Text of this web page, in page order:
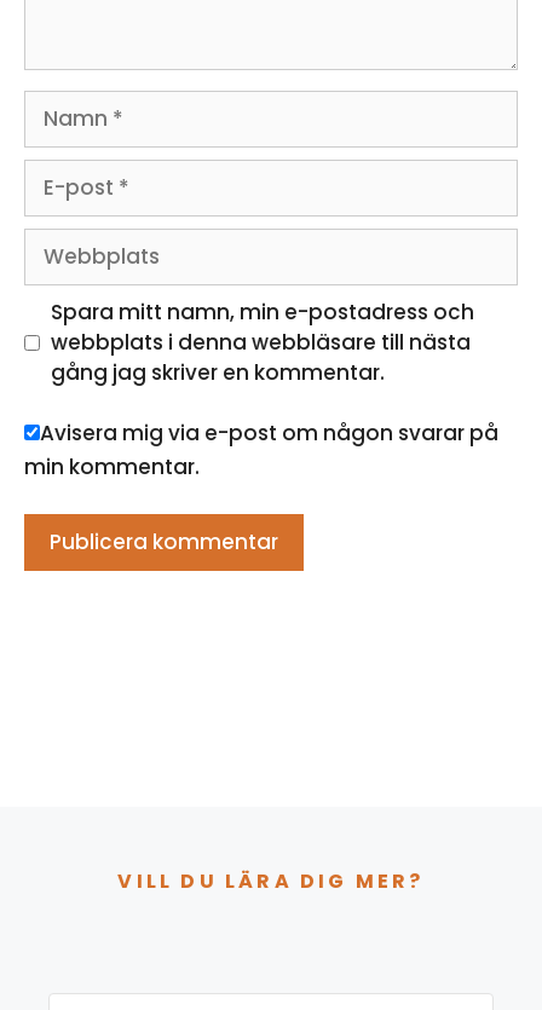
post
Webbplats
Spara mitt namn, min e-postadress och
webbplats i denna webbläsare till nästa
gång jag skriver en kommentar.
Avisera mig via e-post om någon svarar på
min kommentar.
VILL DU LÄRA DIG MER?